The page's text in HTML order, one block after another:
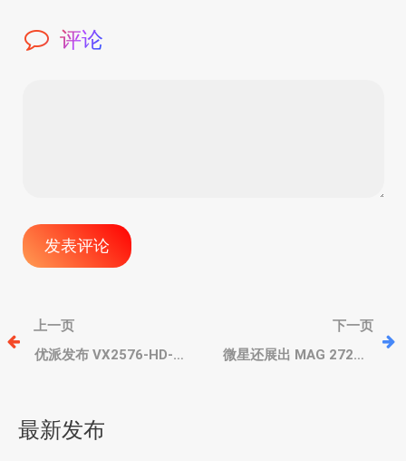
评论
文
章
航
上一页
优派发布 VX2576-HD-
下一页
微星还展出 MAG 272QP
最新发布